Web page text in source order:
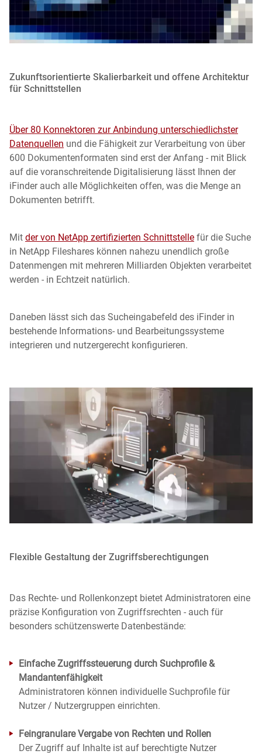
Zukunftsorientierte Skalierbarkeit und offene Architektur
für Schnittstellen
Über 80 Konnektoren zur Anbindung unterschiedlichster
Datenquellen und die Fähigkeit zur Verarbeitung von über
600 Dokumentenformaten sind erst der Anfang - mit Blick
auf die voranschreitende Digitalisierung lässt Ihnen der
iFinder auch alle Möglichkeiten offen, was die Menge an
Dokumenten betrifft.
Mit der von NetApp zertifizierten Schnittstelle für die Suche
in NetApp Fileshares können nahezu unendlich große
Datenmengen mit mehreren Milliarden Objekten verarbeitet
werden - in Echtzeit natürlich.
Daneben lässt sich das Sucheingabefeld des iFinder in
bestehende Informations- und Bearbeitungssysteme
integrieren und nutzergerecht konfigurieren.
Flexible Gestaltung der Zugriffsberechtigungen
Das Rechte- und Rollenkonzept bietet Administratoren eine
präzise Konfiguration von Zugriffsrechten - auch für
besonders schützenswerte Datenbestände:
Einfache Zugriffssteuerung durch Suchprofile &
Mandantenfähigkeit
Administratoren können individuelle Suchprofile für
Nutzer / Nutzergruppen einrichten.
Feingranulare Vergabe von Rechten und Rollen
Der Zugriff auf Inhalte ist auf berechtigte Nutzer